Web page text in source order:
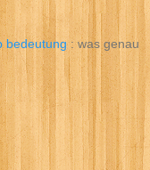
bedeutung: was genau